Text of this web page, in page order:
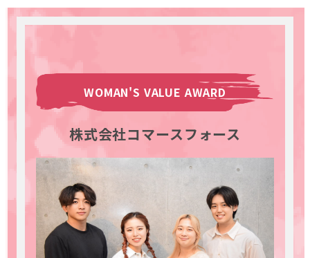
WOMAN'S VALUE AWARD
株式会社コマースフォース